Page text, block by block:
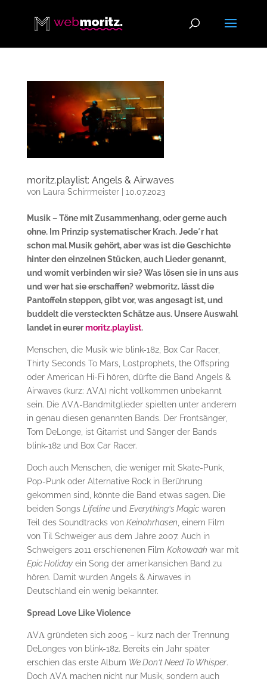
moritz.playlist: Angels & Airwaves
von Laura Schirrmeister| 10.07.2023
Musik – Töne mit Zusammenhang, oder gerne auch
ohne. Im Prinzip systematischer Krach. Jede*r hat
schon mal Musik gehört, aber was ist die Geschichte
hinter den einzelnen Stücken, auch Lieder genannt,
und womit verbinden wir sie? Was lösen sie in uns aus
und wer hat sie erschaffen? webmoritz. lässt die
Pantoffeln steppen, gibt vor, was angesagt ist, und
buddelt die versteckten Schätze aus. Unsere Auswahl
landet in eurermoritz.playlist.
Menschen, die Musik wie blink-182, Box Car Racer,
Thirty Seconds To Mars, Lostprophets, the Offspring
oder American Hi-Fi hören, dürfte die Band Angels &
Airwaves (kurz: ΛVΛ) nicht vollkommen unbekannt
sein. Die ΛVΛ-Bandmitglieder spielten unter anderem
in genau diesen genannten Bands. Der Frontsänger,
Tom DeLonge, ist Gitarrist und Sänger der Bands
blink-182 und Box Car Racer.
Doch auch Menschen, die weniger mit Skate-Punk,
Pop-Punk oder Alternative Rock in Berührung
gekommen sind, könnte die Band etwas sagen. Die
beiden Songs Lifelineund Everything‘s Magicwaren
Teil des Soundtracks von Keinohrhasen, einem Film
von Til Schweiger aus dem Jahre 2007. Auch in
Schweigers 2011 erschienenen Film Kokowääh war mit
Epic Holidayein Song der amerikansichen Band zu
hören. Damit wurden Angels & Airwaves in
Deutschland ein wenig bekannter.
Spread Love Like Violence
ΛVΛ gründeten sich 2005 – kurz nach der Trennung
DeLonges von blink-182. Bereits ein Jahr später
erschien das erste Album We Don‘t Need To Whisper.
Doch ΛVΛ machen nicht nur Musik, sondern auch